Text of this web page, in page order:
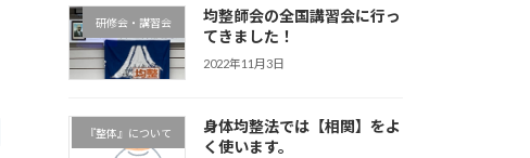
研修会・講習会
均整師会の全国講習会に行っ
てきました！
2022年11月3日
『整体』について
身体均整法では【相関】をよ
く使います。